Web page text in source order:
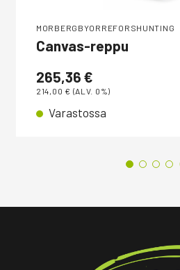
MORBERGBYORREFORSHUNTING
Canvas-reppu
265,36 €
214,00 € (ALV. 0%)
Varastossa